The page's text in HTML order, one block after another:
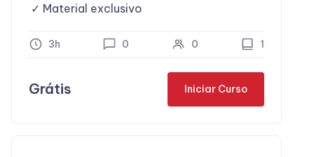
Material exclusivo
3h 0 0 1
Grátis Iniciar Curso